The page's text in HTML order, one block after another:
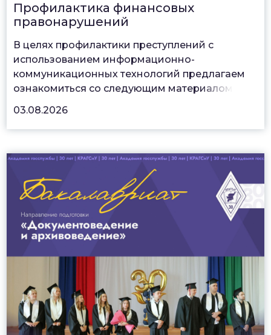
Профилактика финансовых
правонарушений
В целях профилактики преступлений с
использованием информационно-
коммуникационных технологий предлагаем
ознакомиться со следующим материалом
03.08.2026